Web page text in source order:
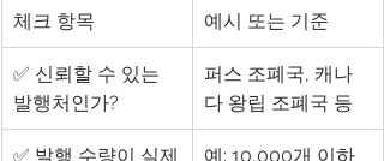
체크 항목 예시 또는 기준
✅ 신뢰할 수 있는
발행처인가?
퍼스 조폐국, 캐나
다 왕립 조폐국 등
✅ 발행 수량이 실제
예: 10,000개 이하